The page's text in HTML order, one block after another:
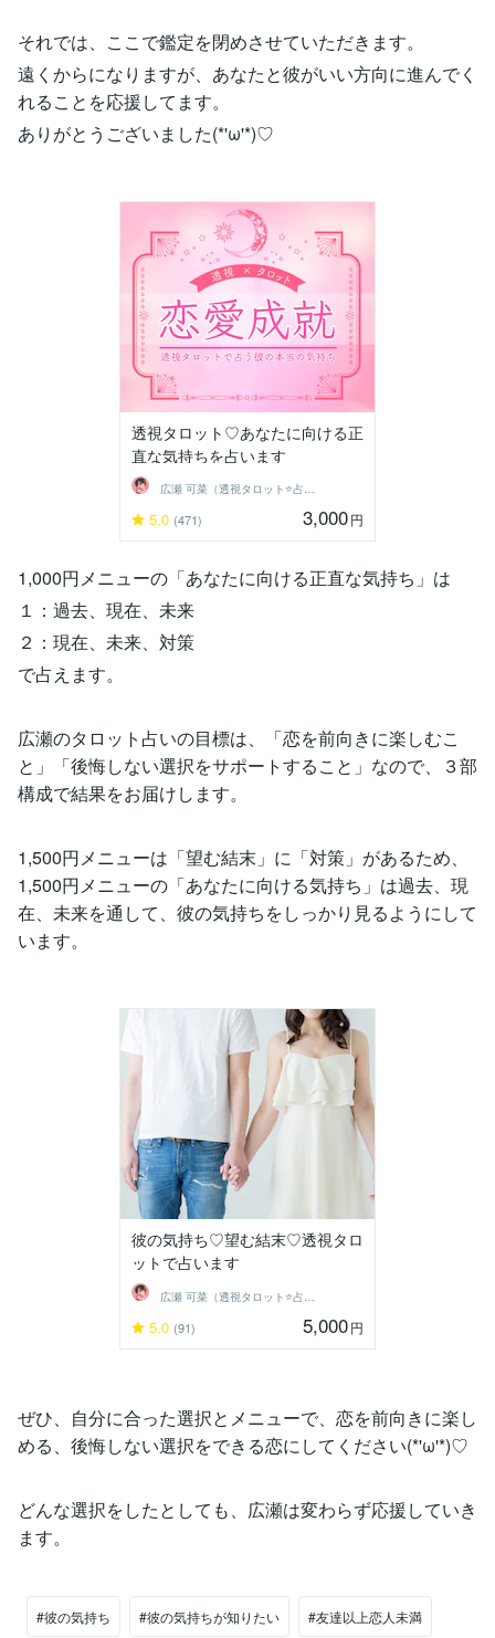
それでは、ここで鑑定を閉めさせていただきます。
遠くからになりますが、あなたと彼がいい方向に進んでく
れることを応援してます。
ありがとうございました(*'ω'*)♡
透視タロット♡あなたに向ける正
直な気持ちを占います
広瀬 可菜（透視タロット⭐占い師）
5.0 (471) 3,000円
1,000円メニューの「あなたに向ける正直な気持ち」は
１：過去、現在、未来
２：現在、未来、対策
で占えます。
広瀬のタロット占いの目標は、「恋を前向きに楽しむこ
と」「後悔しない選択をサポートすること」なので、３部
構成で結果をお届けします。
1,500円メニューは「望む結末」に「対策」があるため、
1,500円メニューの「あなたに向ける気持ち」は過去、現
在、未来を通して、彼の気持ちをしっかり見るようにして
います。
彼の気持ち♡望む結末♡透視タロ
ットで占います
5.0 (91) 5,000円
ぜひ、自分に合った選択とメニューで、恋を前向きに楽し
める、後悔しない選択をできる恋にしてください(*'ω'*)♡
どんな選択をしたとしても、広瀬は変わらず応援していき
ます。
#彼の気持ち #彼の気持ちが知りたい #友達以上恋人未満